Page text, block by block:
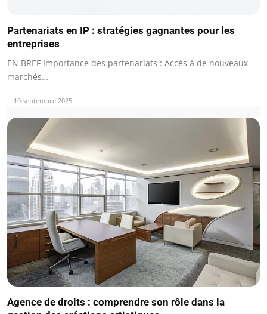
Partenariats en IP : stratégies gagnantes pour les
entreprises
EN BREF Importance des partenariats : Accès à de nouveaux
marchés…
10 septembre 2025
Agence de droits : comprendre son rôle dans la